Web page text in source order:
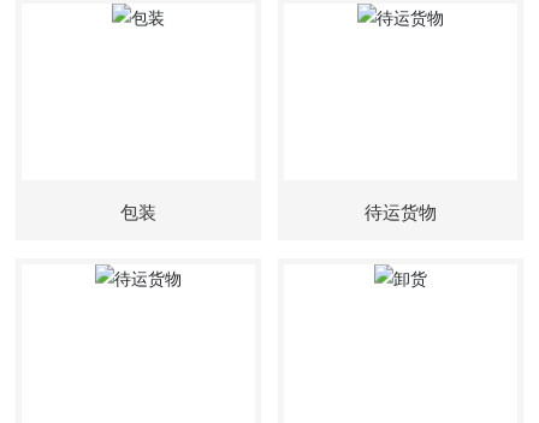
包装 待运货物